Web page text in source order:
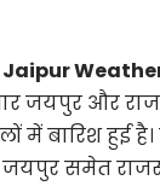
जयपुर और
में बारिश हुई
समेत